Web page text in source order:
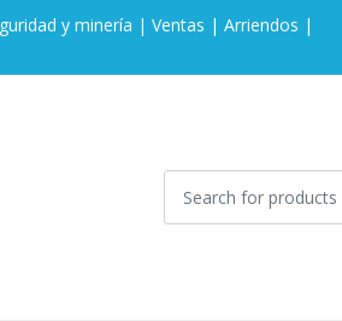
y minería | Ventas | Arriendos |